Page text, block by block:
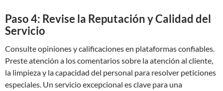
Paso 4: Revise la Reputación y Calidad del
Servicio
Consulte opiniones y calificaciones en plataformas confiables.
Preste atención a los comentarios sobre la atención al cliente,
la limpieza y la capacidad del personal para resolver peticiones
especiales. Un servicio excepcional es clave para una